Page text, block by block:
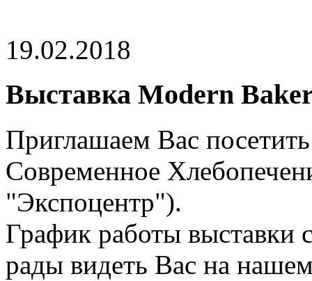
19.02.2018
Выставка Modern
Приглашаем Вас
Современное
"Экспоцентр").
График работы выставки
рады видеть Вас на